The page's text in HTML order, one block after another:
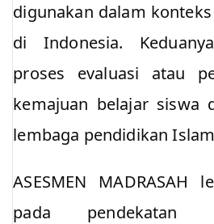
digunakan dalam
di Indonesia.
proses evaluasi atau
kemajuan belajar siswa
lembaga pendidikan
ASESMEN MADRASAH
pada pendekatan